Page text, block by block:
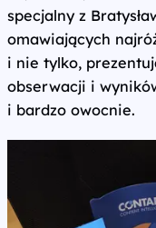
specjalny z
omawiających
i nie tylko,
obserwacji i
i bardzo owocnie.